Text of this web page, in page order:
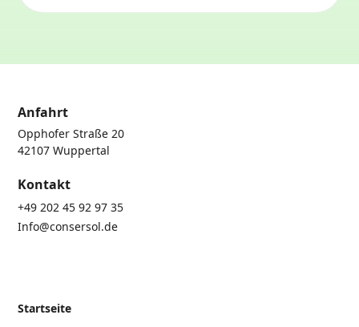
Anfahrt
Opphofer Straße 20
42107 Wuppertal
Kontakt
+49 202 45 92 97 35
Info@consersol.de
Startseite